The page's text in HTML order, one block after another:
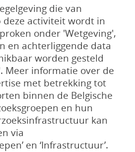
die van
deze activiteit wordt in
onder 'Wetgeving',
en achterliggende data
worden gesteld
Meer informatie over de
met betrekking tot
binnen de Belgische
en hun
kan
via
en ‘Infrastructuur’.